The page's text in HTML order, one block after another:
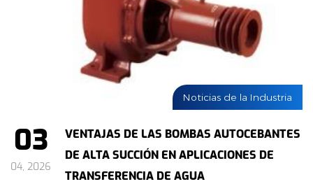
Noticias de la Industria
03
04, 2026
VENTAJAS DE LAS BOMBAS AUTOCEBANTES
DE ALTA SUCCIÓN EN APLICACIONES DE
TRANSFERENCIA DE AGUA